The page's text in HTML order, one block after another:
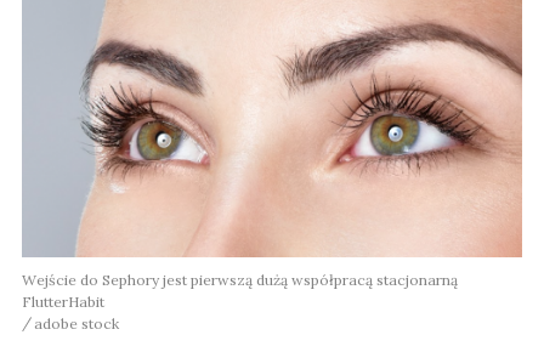
Wejście do Sephory jest pierwszą dużą współpracą stacjonarną
FlutterHabit
adobe stock